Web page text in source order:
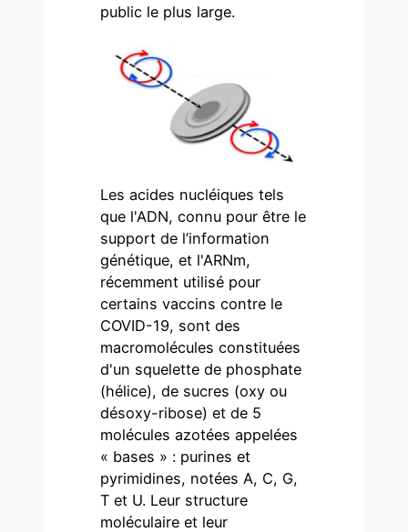
public le plus large.
Les acides nucléiques tels
que l'ADN, connu pour être le
support de l’information
génétique, et l'ARNm,
récemment utilisé pour
certains vaccins contre le
COVID-19, sont des
macromolécules constituées
d'un squelette de phosphate
(hélice), de sucres (oxy ou
désoxy-ribose) et de 5
molécules azotées appelées
« bases » : purines et
pyrimidines, notées A, C, G,
T et U. Leur structure
moléculaire et leur